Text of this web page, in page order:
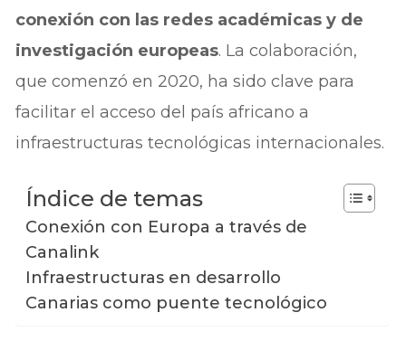
conexión con las redes académicas y de
investigación europeas. La colaboración,
que comenzó en 2020, ha sido clave para
facilitar el acceso del país africano a
infraestructuras tecnológicas internacionales.
Índice de temas
Conexión con Europa a través de
Canalink
Infraestructuras en desarrollo
Canarias como puente tecnológico